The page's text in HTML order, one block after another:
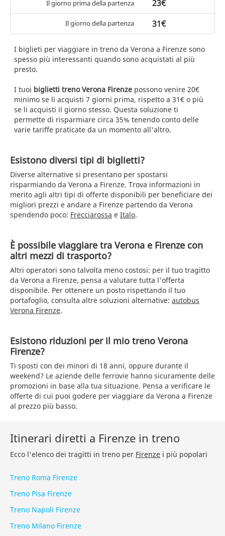
Il giorno prima della partenza 23€
Il giorno della partenza 31€
I biglieti per viaggiare in treno da Verona a Firenze sono
spesso più interessanti quando sono acquistati al più
presto.
I tuoi biglietti treno Verona Firenze possono venire 20€
minimo se li acquisti 7 giorni prima, rispetto a 31€ o più
se li acquisti il giorno stesso. Questa soluzione ti
permette di risparmiare circa 35% tenendo conto delle
varie tariffe praticate da un momento all'altro.
Esistono diversi tipi di biglietti?
Diverse alternative si presentano per spostarsi
risparmiando da Verona a Firenze. Trova informazioni in
merito agli altri tipi di offerte disponibili per beneficiare dei
migliori prezzi e andare a Firenze partendo da Verona
spendendo poco: Frecciarossa e Italo.
È possibile viaggiare tra Verona e Firenze con
altri mezzi di trasporto?
Altri operatori sono talvolta meno costosi: per il tuo tragitto
da Verona a Firenze, pensa a valutare tutta l'offerta
disponibile. Per ottenere un posto rispettando il tuo
portafoglio, consulta altre soluzioni alternative: autobus
Verona Firenze.
Esistono riduzioni per il mio treno Verona
Firenze?
Ti sposti con dei minori di 18 anni, oppure durante il
weekend? Le aziende delle ferrovie hanno sicuramente delle
promozioni in base alla tua situazione. Pensa a verificare le
offerte di cui puoi godere per viaggiare da Verona a Firenze
al prezzo più basso.
Itinerari diretti a Firenze in treno
Ecco l'elenco dei tragitti in treno per Firenze i più popolari
Treno Roma Firenze
Treno Pisa Firenze
Treno Napoli Firenze
Treno Milano Firenze